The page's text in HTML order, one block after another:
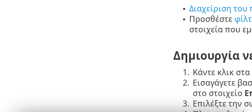
• Διαχείριση
• Προσθέστε
στοιχεία που
Δημιουργία
1. Κάντε κλικ στα
2. Εισαγάγετε
στο στοιχείο
3. Επιλέξτε την